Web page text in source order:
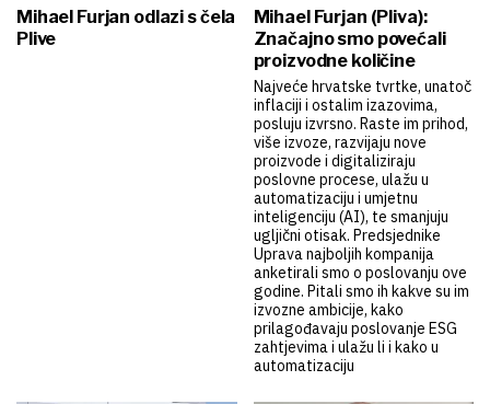
Mihael Furjan odlazi s čela
Plive
Mihael Furjan (Pliva):
Značajno smo povećali
proizvodne količine
Najveće hrvatske tvrtke, unatoč
inflaciji i ostalim izazovima,
posluju izvrsno. Raste im prihod,
više izvoze, razvijaju nove
proizvode i digitaliziraju
poslovne procese, ulažu u
automatizaciju i umjetnu
inteligenciju (AI), te smanjuju
ugljični otisak. Predsjednike
Uprava najboljih kompanija
anketirali smo o poslovanju ove
godine. Pitali smo ih kakve su im
izvozne ambicije, kako
prilagođavaju poslovanje ESG
zahtjevima i ulažu li i kako u
automatizaciju